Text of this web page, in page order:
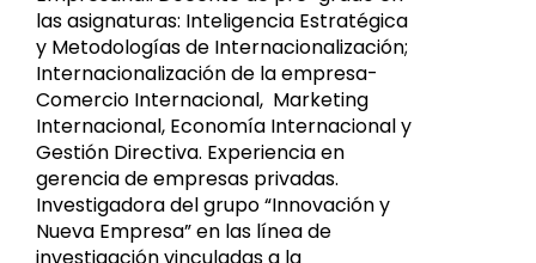
las asignaturas: Inteligencia Estratégica
y Metodologías de Internacionalización;
Internacionalización de la empresa-
Comercio Internacional, Marketing
Internacional, Economía Internacional y
Gestión Directiva. Experiencia en
gerencia de empresas privadas.
Investigadora del grupo “Innovación y
Nueva Empresa” en las línea de
investigación vinculadas a la